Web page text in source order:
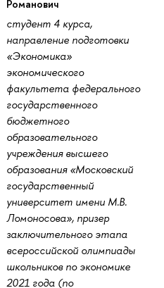
Романович
студент 4 курса,
направление подготовки
«Экономика»
экономического
факультета федерального
государственного
бюджетного
образовательного
учреждения высшего
образования «Московский
государственный
университет имени М.В.
Ломоносова», призер
заключительного этапа
всероссийской олимпиады
школьников по экономике
2021 года (по